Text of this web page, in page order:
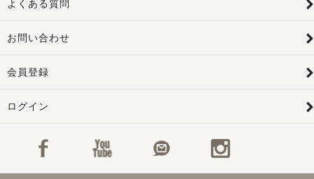
よくある質問
お問い合わせ
会員登録
ログイン